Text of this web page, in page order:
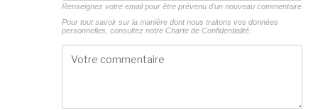
Renseignez votre email pour être prévenu d'un nouveau commentaire
Pour tout savoir sur la manière dont nous traitons vos données
personnelles, consultez notre Charte de Confidentialité.